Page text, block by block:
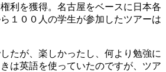
利を獲得。名古屋をベースに日本各
１００人の学生が参加したツアーは
たが、楽しかったし、何より勉強に
は英語を使っていたのですが、ツア